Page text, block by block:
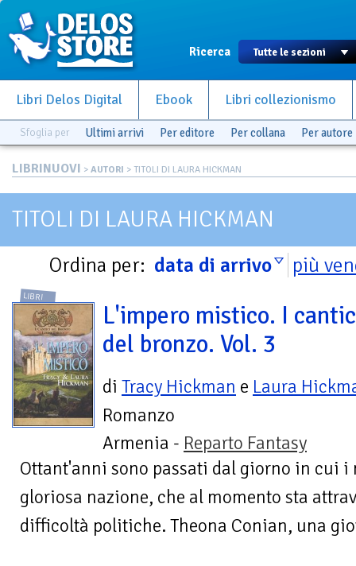
Ricerca
Libri Delos Digital Ebook Libri collezionismo
Sfoglia per Ultimi arrivi Per editore Per collana Per autore
LIBRINUOVI > AUTORI > TITOLI DI LAURA HICKMAN
TITOLI DI LAURA HICKMAN
Ordina per: data di arrivo più
LIBRI
L'impero mistico. I
del bronzo. Vol. 3
di Tracy Hickman e Laura
Romanzo
Armenia - Reparto Fantasy
Ottant'anni sono passati dal giorno in cui
gloriosa nazione, che al momento sta
difficoltà politiche. Theona Conian, una